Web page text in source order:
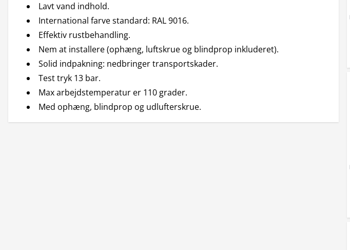
Lavt vand indhold.
International farve standard: RAL 9016.
Effektiv rustbehandling.
Nem at installere (ophæng, luftskrue og blindprop inkluderet).
Solid indpakning: nedbringer transportskader.
Test tryk 13 bar.
Max arbejdstemperatur er 110 grader.
Med ophæng, blindprop og udlufterskrue.